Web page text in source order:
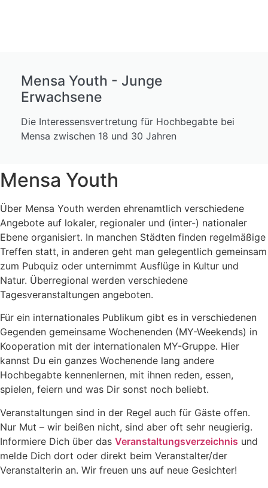
Mensa Youth - Junge
Erwachsene
Die Interessensvertretung für Hochbegabte bei
Mensa zwischen 18 und 30 Jahren
Mensa Youth
Über Mensa Youth werden ehrenamtlich verschiedene
Angebote auf lokaler, regionaler und (inter-) nationaler
Ebene organisiert. In manchen Städten finden regelmäßige
Treffen statt, in anderen geht man gelegentlich gemeinsam
zum Pubquiz oder unternimmt Ausflüge in Kultur und
Natur. Überregional werden verschiedene
Tagesveranstaltungen angeboten.
Für ein internationales Publikum gibt es in verschiedenen
Gegenden gemeinsame Wochenenden (MY-Weekends) in
Kooperation mit der internationalen MY-Gruppe. Hier
kannst Du ein ganzes Wochenende lang andere
Hochbegabte kennenlernen, mit ihnen reden, essen,
spielen, feiern und was Dir sonst noch beliebt.
Veranstaltungen sind in der Regel auch für Gäste offen.
Nur Mut – wir beißen nicht, sind aber oft sehr neugierig.
Informiere Dich über das Veranstaltungsverzeichnis und
melde Dich dort oder direkt beim Veranstalter/der
Veranstalterin an. Wir freuen uns auf neue Gesichter!